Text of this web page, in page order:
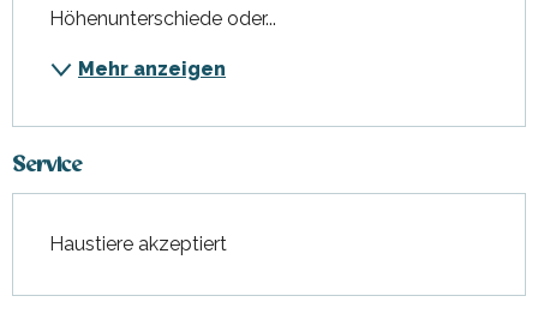
Höhenunterschiede oder...
Mehr anzeigen
Service
Haustiere akzeptiert